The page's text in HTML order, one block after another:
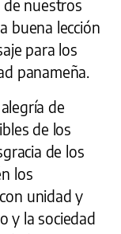
de nuestros
buena lección
para los
panameña.
de
de los
de los
los
unidad y
y la sociedad